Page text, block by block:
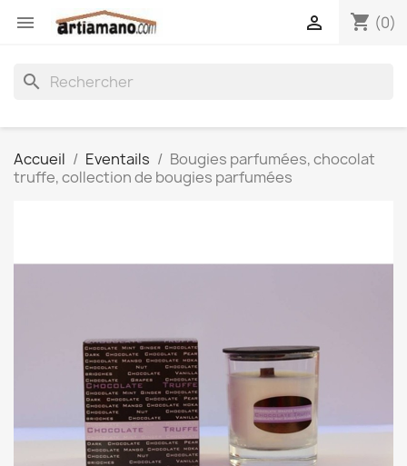
 shopping_cart (0)

search
Accueil Eventails
Bougies parfumées, chocolat
truffe, collection de bougies parfumées